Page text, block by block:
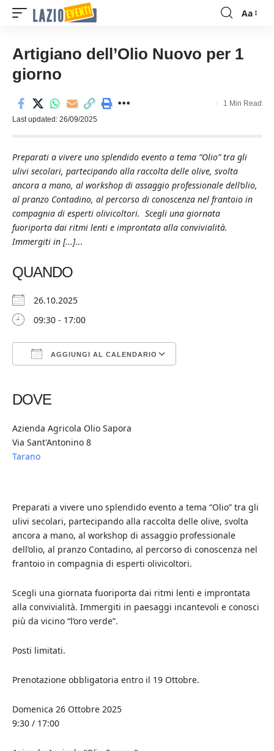
Font
Aa
Artigiano dell’Olio Nuovo per 1
giorno
Last updated: 26/09/2025
1 Min Read
Preparati a vivere uno splendido evento a tema “Olio” tra gli
ulivi secolari, partecipando alla raccolta delle olive, svolta
ancora a mano, al workshop di assaggio professionale dell’olio,
al pranzo Contadino, al percorso di conoscenza nel frantoio in
compagnia di esperti olivicoltori. Scegli una giornata
fuoriporta dai ritmi lenti e improntata alla convivialità.
Immergiti in [...]...
QUANDO
26.10.2025
09:30 - 17:00
AGGIUNGI AL CALENDARIO
DOVE
Azienda Agricola Olio Sapora
Via Sant'Antonino 8
Tarano
Preparati a vivere uno splendido evento a tema “Olio” tra gli
ulivi secolari, partecipando alla raccolta delle olive, svolta
ancora a mano, al workshop di assaggio professionale
dell’olio, al pranzo Contadino, al percorso di conoscenza nel
frantoio in compagnia di esperti olivicoltori.
Scegli una giornata fuoriporta dai ritmi lenti e improntata
alla convivialità. Immergiti in paesaggi incantevoli e conosci
più da vicino “l’oro verde”.
Posti limitati.
Prenotazione obbligatoria entro il 19 Ottobre.
Domenica 26 Ottobre 2025
9:30 / 17:00